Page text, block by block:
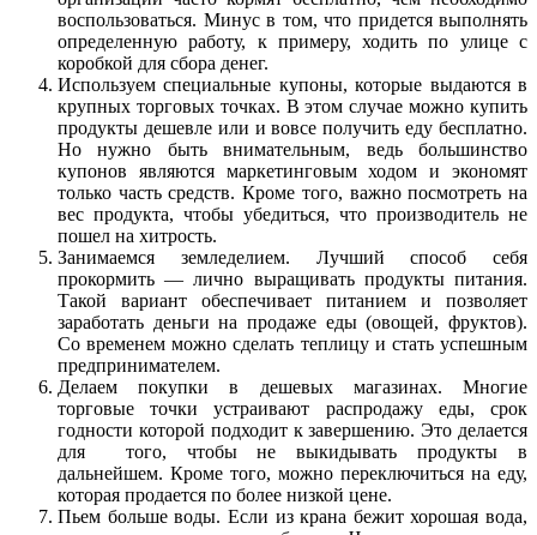
воспользоваться. Минус в том, что придется выполнять
определенную работу, к примеру, ходить по улице с
коробкой для сбора денег.
Используем специальные купоны, которые выдаются в
крупных торговых точках. В этом случае можно купить
продукты дешевле или и вовсе получить еду бесплатно.
Но нужно быть внимательным, ведь большинство
купонов являются маркетинговым ходом и экономят
только часть средств. Кроме того, важно посмотреть на
вес продукта, чтобы убедиться, что производитель не
пошел на хитрость.
Занимаемся земледелием. Лучший способ себя
прокормить — лично выращивать продукты питания.
Такой вариант обеспечивает питанием и позволяет
заработать деньги на продаже еды (овощей, фруктов).
Со временем можно сделать теплицу и стать успешным
предпринимателем.
Делаем покупки в дешевых магазинах. Многие
торговые точки устраивают распродажу еды, срок
годности которой подходит к завершению. Это делается
для того, чтобы не выкидывать продукты в
дальнейшем. Кроме того, можно переключиться на еду,
которая продается по более низкой цене.
Пьем больше воды. Если из крана бежит хорошая вода,